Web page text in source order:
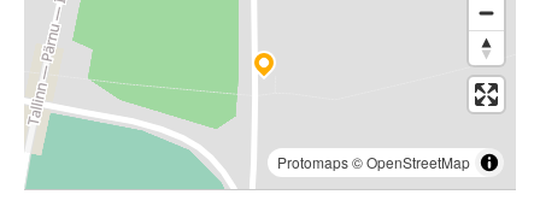
Protomaps©OpenStreetMap